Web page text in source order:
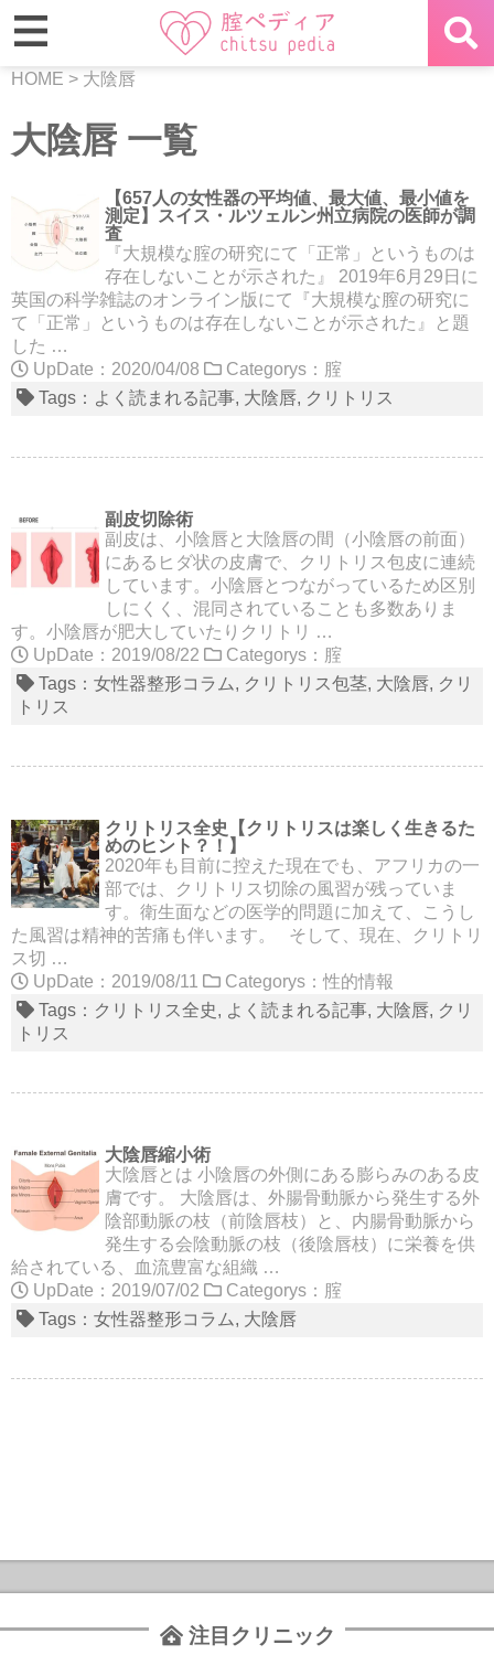
HOME > 大陰唇
大陰唇 一覧
【657人の女性器の平均値、最大値、最小値を
測定】スイス・ルツェルン州立病院の医師が調
査
『大規模な腟の研究にて「正常」というものは
存在しないことが示された』 2019年6月29日に
英国の科学雑誌のオンライン版にて『大規模な膣の研究に
て「正常」というものは存在しないことが示された』と題
した …
UpDate：2020/04/08
Categorys： 腟
Tags： よく読まれる記事 大陰唇 クリトリス
副皮切除術
副皮は、小陰唇と大陰唇の間（小陰唇の前面）
にあるヒダ状の皮膚で、クリトリス包皮に連続
しています。小陰唇とつながっているため区別
しにくく、混同されていることも多数ありま
す。小陰唇が肥大していたりクリトリ …
UpDate：2019/08/22
Categorys： 腟
Tags： 女性器整形コラム クリトリス包茎 大陰唇 クリ
トリス
クリトリス全史【クリトリスは楽しく生きるた
めのヒント？！】
2020年も目前に控えた現在でも、アフリカの一
部では、クリトリス切除の風習が残っていま
す。衛生面などの医学的問題に加えて、こうし
た風習は精神的苦痛も伴います。 そして、現在、クリトリ
ス切 …
UpDate：2019/08/11
Categorys：性的情報
Tags： クリトリス全史 よく読まれる記事 大陰唇 クリ
トリス
大陰唇縮小術
大陰唇とは 小陰唇の外側にある膨らみのある皮
膚です。 大陰唇は、外腸骨動脈から発生する外
陰部動脈の枝（前陰唇枝）と、内腸骨動脈から
発生する会陰動脈の枝（後陰唇枝）に栄養を供
給されている、血流豊富な組織 …
UpDate：2019/07/02
Categorys： 腟
Tags： 女性器整形コラム 大陰唇
注目クリニック